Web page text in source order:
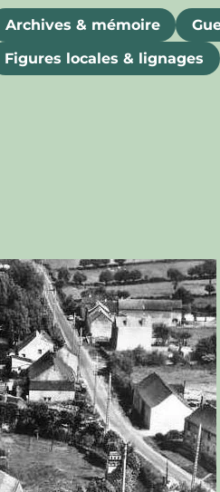
Archives & mémoire
Figures locales & lignages